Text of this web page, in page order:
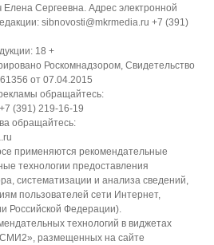
Елена Сергеевна. Адрес электронной
sibnovosti@mkrmedia.ru +7 (391)
18 +
Роскомнадзором, Свидетельство
от 07.04.2015
обращайтесь:
(391) 219-16-19
обращайтесь:
применяются рекомендательные
технологии предоставления
систематизации и анализа сведений,
пользователей сети Интернет,
Российской Федерации).
технологий в виджетах
размещенных на сайте